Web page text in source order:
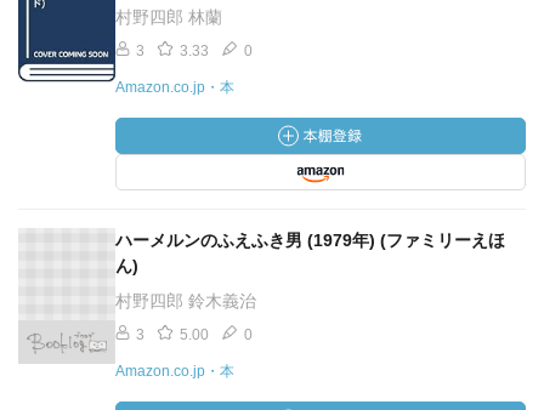
村野四郎 林蘭
3 3.33 0
Amazon.co.jp・本
ハーメルンのふえふき男 (1979年) (ファミリーえほ
ん)
村野四郎 鈴木義治
3 5.00 0
Amazon.co.jp・本